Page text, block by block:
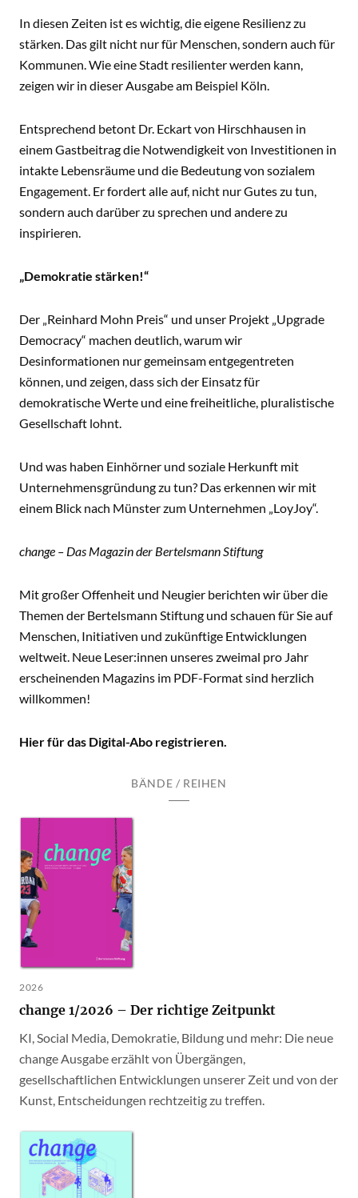
In diesen Zeiten ist es wichtig, die eigene Resilienz zu
stärken. Das gilt nicht nur für Menschen, sondern auch für
Kommunen. Wie eine Stadt resilienter werden kann,
zeigen wir in dieser Ausgabe am Beispiel Köln.
Entsprechend betont Dr. Eckart von Hirschhausen in
einem Gastbeitrag die Notwendigkeit von Investitionen in
intakte Lebensräume und die Bedeutung von sozialem
Engagement. Er fordert alle auf, nicht nur Gutes zu tun,
sondern auch darüber zu sprechen und andere zu
inspirieren.
„Demokratie stärken!“
Der „Reinhard Mohn Preis“ und unser Projekt „Upgrade
Democracy“ machen deutlich, warum wir
Desinformationen nur gemeinsam entgegentreten
können, und zeigen, dass sich der Einsatz für
demokratische Werte und eine freiheitliche, pluralistische
Gesellschaft lohnt.
Und was haben Einhörner und soziale Herkunft mit
Unternehmensgründung zu tun? Das erkennen wir mit
einem Blick nach Münster zum Unternehmen „LoyJoy“.
change – Das Magazin der Bertelsmann Stiftung
Mit großer Offenheit und Neugier berichten wir über die
Themen der Bertelsmann Stiftung und schauen für Sie auf
Menschen, Initiativen und zukünftige Entwicklungen
weltweit. Neue Leser:innen unseres zweimal pro Jahr
erscheinenden Magazins im PDF-Format sind herzlich
willkommen!
Hier für das Digital-Abo registrieren.
BÄNDE / REIHEN
2026
change 1/2026 – Der richtige Zeitpunkt
KI, Social Media, Demokratie, Bildung und mehr: Die neue
change Ausgabe erzählt von Übergängen,
gesellschaftlichen Entwicklungen unserer Zeit und von der
Kunst, Entscheidungen rechtzeitig zu treffen.